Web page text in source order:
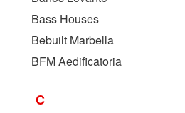
Bass Houses
Bebuilt Marbella
BFM Aedificatoria
C